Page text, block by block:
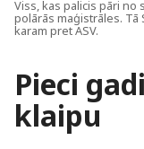
Viss, kas palicis pāri
polārās maģistrāles. Tā
karam pret ASV.
Pieci
klaipu